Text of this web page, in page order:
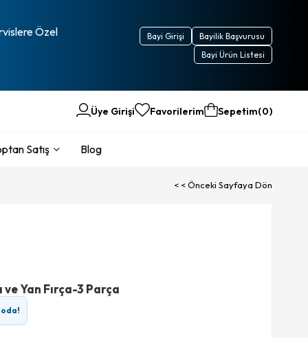
Özel Bayilik Başvurusu
Bayi Girişi
Bayi Ürün Listesi
Üye Girişi Favorilerim Sepetim 0
Satış Blog
< < Önceki Sayfaya Dön
Yan Fırça-3 Parça